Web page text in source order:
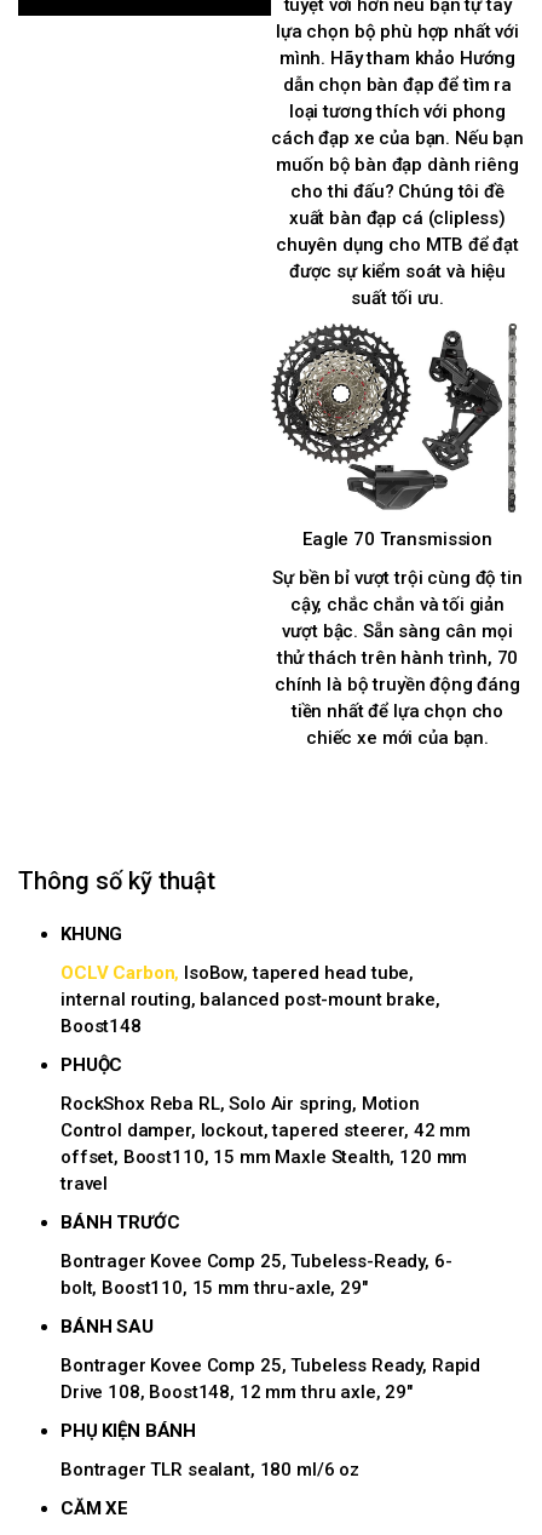
tuyệt vời hơn nếu bạn tự tay
lựa chọn bộ phù hợp nhất với
mình. Hãy tham khảo Hướng
dẫn chọn bàn đạp để tìm ra
loại tương thích với phong
cách đạp xe của bạn. Nếu bạn
muốn bộ bàn đạp dành riêng
cho thi đấu? Chúng tôi đề
xuất bàn đạp cá (clipless)
chuyên dụng cho MTB để đạt
được sự kiểm soát và hiệu
suất tối ưu.
Eagle 70 Transmission
Sự bền bỉ vượt trội cùng độ tin
cậy, chắc chắn và tối giản
vượt bậc. Sẵn sàng cân mọi
thử thách trên hành trình, 70
chính là bộ truyền động đáng
tiền nhất để lựa chọn cho
chiếc xe mới của bạn.
Thông số kỹ thuật
KHUNG
OCLV Carbon, IsoBow, tapered head tube,
internal routing, balanced post-mount brake,
Boost148
PHUỘC
RockShox Reba RL, Solo Air spring, Motion
Control damper, lockout, tapered steerer, 42 mm
offset, Boost110, 15 mm Maxle Stealth, 120 mm
travel
BÁNH TRƯỚC
Bontrager Kovee Comp 25, Tubeless-Ready, 6-
bolt, Boost110, 15 mm thru-axle, 29"
BÁNH SAU
Bontrager Kovee Comp 25, Tubeless Ready, Rapid
Drive 108, Boost148, 12 mm thru axle, 29"
PHỤ KIỆN BÁNH
Bontrager TLR sealant, 180 ml/6 oz
CĂM XE